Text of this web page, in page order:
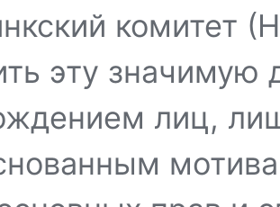
комитет
эту значимую
лиц,